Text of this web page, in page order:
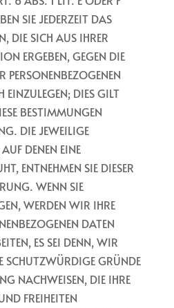
SIE JEDERZEIT DAS
DIE SICH AUS IHRER
ERGEBEN, GEGEN DIE
PERSONENBEZOGENEN
EINZULEGEN; DIES GILT
BESTIMMUNGEN
DIE JEWEILIGE
DENEN EINE
ENTNEHMEN SIE DIESER
WENN SIE
WERDEN WIR IHRE
DATEN
ES SEI DENN, WIR
SCHUTZWÜRDIGE GRÜNDE
NACHWEISEN, DIE IHRE
FREIHEITEN